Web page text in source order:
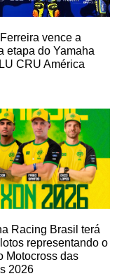
vence a
etapa do Yamaha
CRU América
Racing Brasil terá
representando o
Motocross das
2026